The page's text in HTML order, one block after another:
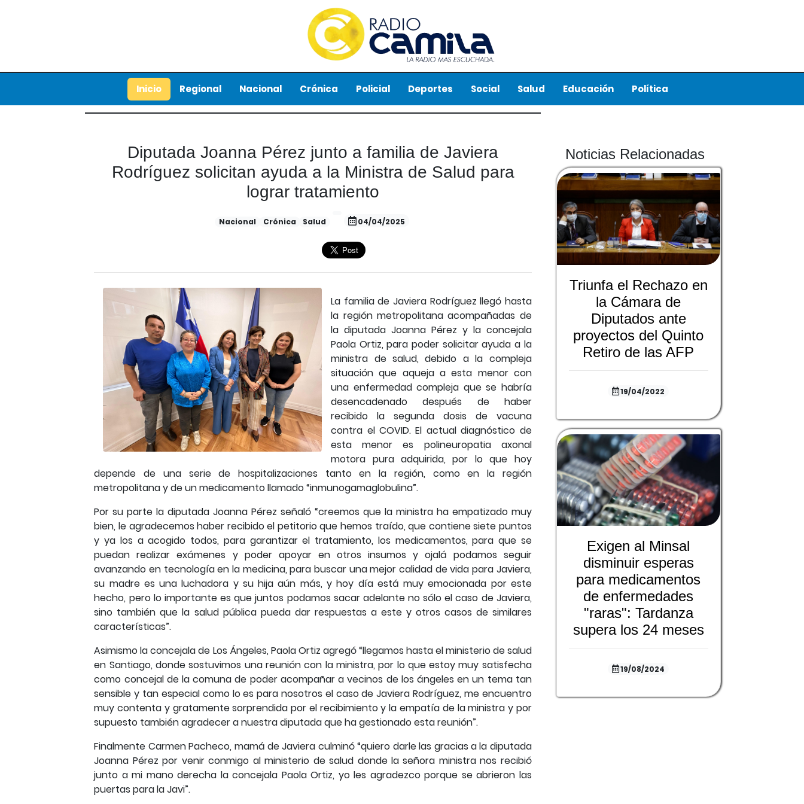
Inicio Regional Nacional Crónica Policial Deportes Social Salud Educación Política
Diputada Joanna Pérez junto a familia de Javiera
Rodríguez solicitan ayuda a la Ministra de Salud para
lograr tratamiento
Nacional Crónica Salud 04/04/2025
La familia de Javiera Rodríguez llegó hasta
la región metropolitana acompañadas de
la diputada Joanna Pérez y la concejala
Paola Ortiz, para poder solicitar ayuda a la
ministra de salud, debido a la compleja
situación que aqueja a esta menor con
una enfermedad compleja que se habría
desencadenado después de haber
recibido la segunda dosis de vacuna
contra el COVID. El actual diagnóstico de
esta menor es polineuropatia axonal
motora pura adquirida, por lo que hoy
depende de una serie de hospitalizaciones tanto en la región, como en la región
metropolitana y de un medicamento llamado “inmunogamaglobulina”.
Por su parte la diputada Joanna Pérez señaló “creemos que la ministra ha empatizado muy
bien, le agradecemos haber recibido el petitorio que hemos traído, que contiene siete puntos
y ya los a acogido todos, para garantizar el tratamiento, los medicamentos, para que se
puedan realizar exámenes y poder apoyar en otros insumos y ojalá podamos seguir
avanzando en tecnología en la medicina, para buscar una mejor calidad de vida para Javiera,
su madre es una luchadora y su hija aún más, y hoy día está muy emocionada por este
hecho, pero lo importante es que juntos podamos sacar adelante no sólo el caso de Javiera,
sino también que la salud pública pueda dar respuestas a este y otros casos de similares
características”.
Asimismo la concejala de Los Ángeles, Paola Ortiz agregó “llegamos hasta el ministerio de salud
en Santiago, donde sostuvimos una reunión con la ministra, por lo que estoy muy satisfecha
como concejal de la comuna de poder acompañar a vecinos de los ángeles en un tema tan
sensible y tan especial como lo es para nosotros el caso de Javiera Rodríguez, me encuentro
muy contenta y gratamente sorprendida por el recibimiento y la empatía de la ministra y por
supuesto también agradecer a nuestra diputada que ha gestionado esta reunión”.
Finalmente Carmen Pacheco, mamá de Javiera culminó “quiero darle las gracias a la diputada
Joanna Pérez por venir conmigo al ministerio de salud donde la señora ministra nos recibió
junto a mi mano derecha la concejala Paola Ortiz, yo les agradezco porque se abrieron las
puertas para la Javi”.
Noticias Relacionadas
Triunfa el Rechazo en
la Cámara de
Diputados ante
proyectos del Quinto
Retiro de las AFP
19/04/2022
Exigen al Minsal
disminuir esperas
para medicamentos
de enfermedades
"raras": Tardanza
supera los 24 meses
19/08/2024